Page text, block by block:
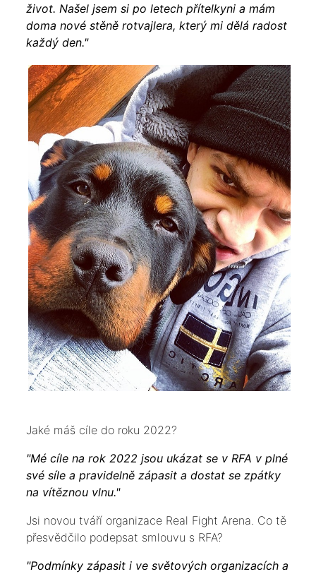
život. Našel jsem si po letech přítelkyni a mám
doma nové stěně rotvajlera, který mi dělá radost
každý den."
Jaké máš cíle do roku 2022?
"Mé cíle na rok 2022 jsou ukázat se v RFA v plné
své síle a pravidelně zápasit a dostat se zpátky
na vítěznou vlnu."
Jsi novou tváří organizace Real Fight Arena. Co tě
přesvědčilo podepsat smlouvu s RFA?
"Podmínky zápasit i ve světových organizacích a